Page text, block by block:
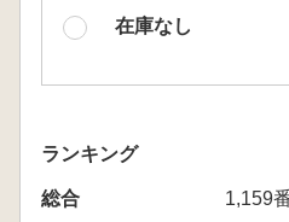
在庫なし
ランキング
総合
1,159